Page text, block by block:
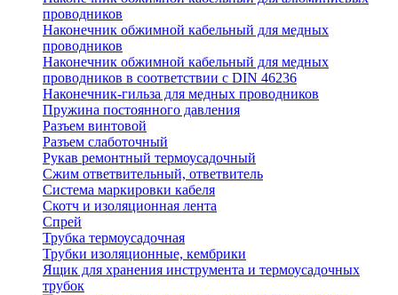
проводников
Наконечник обжимной кабельный для медных
проводников
Наконечник обжимной кабельный для медных
проводников в соответствии с DIN 46236
Наконечник-гильза для медных проводников
Пружина постоянного давления
Разъем винтовой
Разъем слаботочный
Рукав ремонтный термоусадочный
Сжим ответвительный, ответвитель
Система маркировки кабеля
Скотч и изоляционная лента
Спрей
Трубка термоусадочная
Трубки изоляционные, кембрики
Ящик для хранения инструмента и термоусадочных
трубок